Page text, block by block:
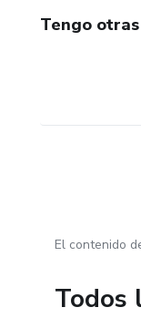
Tengo
El contenido
Todos